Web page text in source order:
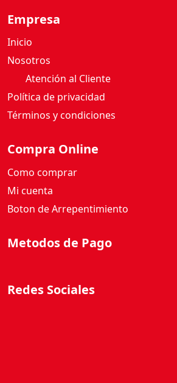
Empresa
Inicio
Nosotros
Atención al Cliente
Política de privacidad
Términos y condiciones
Compra Online
Como comprar
Mi cuenta
Boton de Arrepentimiento
Metodos de Pago
Redes Sociales